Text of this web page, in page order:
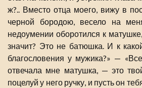
ж?.. Вместо отца моего, вижу в
черной бородою, весело на
недоумении оборотился к
значит? Это не батюшка. И к
благословения у мужика?» —
отвечала мне матушка, — это
поцелуй у него ручку, и пусть он